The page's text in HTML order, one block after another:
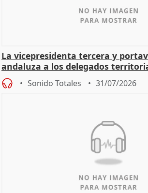
La vicepresidenta tercera y
andaluza a los delegados
Sonido Totales 31/07/2026